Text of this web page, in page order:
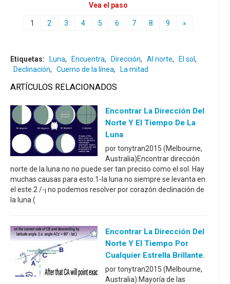
Vea el paso
1 2 3 4 5 6 7 8 9 »
Etiquetas: Luna, Encuentra, Dirección, Al norte, El sol ,
Declinación, Cuerno de la línea, La mitad
ARTÍCULOS RELACIONADOS
Encontrar La Dirección Del
Norte Y El Tiempo De La
Luna
por tonytran2015 (Melbourne,
Australia)Encontrar dirección
norte de la luna no no puede ser tan preciso como el sol. Hay
muchas causas para esto:1-la luna no siempre se levanta en
el este.2 /-¡ no podemos resolver por corazón declinación de
la luna (
Encontrar La Dirección Del
Norte Y El Tiempo Por
Cualquier Estrella Brillante.
por tonytran2015 (Melbourne,
Australia).Mayoría de las